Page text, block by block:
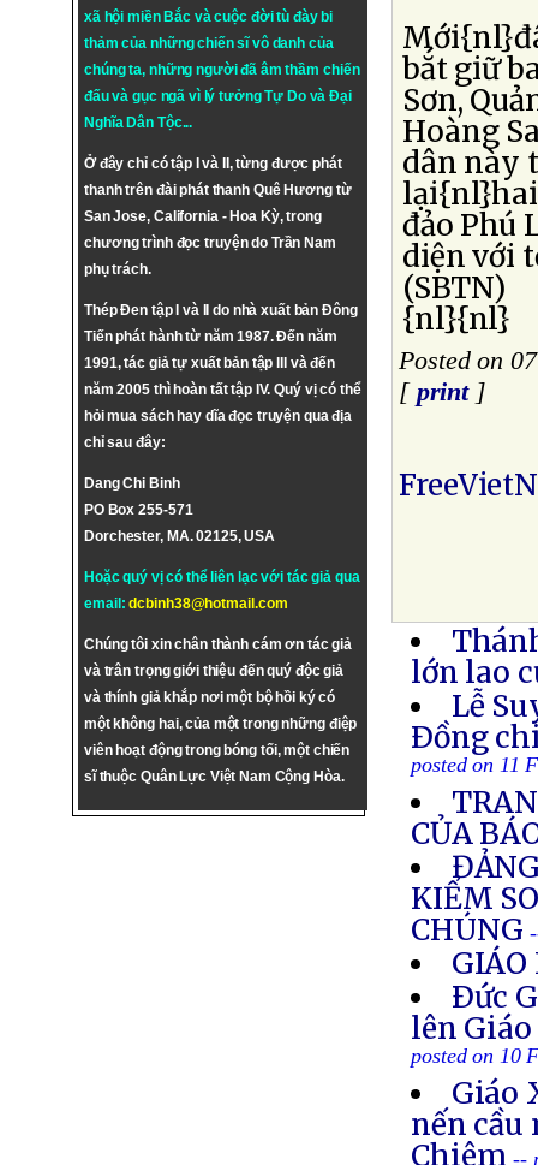
xã hội miền Bắc và cuộc đời tù đày bi
thảm của những chiến sĩ vô danh của
chúng ta, những người đã âm thầm chiến
đấu và gục ngã vì lý tưởngTự DovàĐại
Nghĩa Dân Tộc...
Ở đây chỉ có tập I và II, từng được phát
thanh trên đài phát thanh Quê Hương từ
San Jose, California - Hoa Kỳ, trong
chương trình đọc truyện do Trần Nam
phụ trách.
Thép Đen tập I và II do nhà xuất bản Đông
Tiến phát hành từ năm 1987. Đến năm
1991, tác giả tự xuất bản tập III và đến
năm 2005 thì hoàn tất tập IV. Quý vị có thể
hỏi mua sách hay dĩa đọc truyện qua địa
chỉ sau đây:
Dang Chi Binh
PO Box 255-571
Dorchester, MA. 02125, USA
Hoặc quý vị có thể liên lạc với tác giả qua
email:dcbinh38@hotmail.com
Chúng tôi xin chân thành cám ơn tác giả
và trân trọng giới thiệu đến quý độc giả
và thính giả khắp nơi một bộ hồi ký có
một không hai, của một trong những điệp
viên hoạt động trong bóng tối, một chiến
sĩ thuộc Quân Lực Việt Nam Cộng Hòa.
bắt giữ
Sơn,
Hoàng
dân này
lại{nl}hai
đảo Phú
diện với
(SBTN)
{nl}{nl}
Posted on
[ print]
lớn lao
Lễ
Ðồng
posted on 11
CỦA
KIỂM
CHÚNG
Ðức
lên
posted on 10
Giáo
nến
Chiêm --